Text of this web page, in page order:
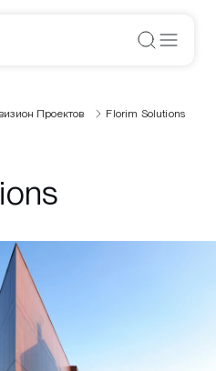
Проектов Florim Solutions